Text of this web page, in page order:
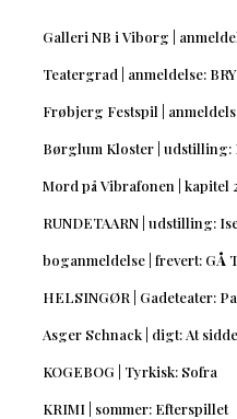
Galleri NB i Viborg |
Teatergrad | anmeldelse:
Frøbjerg Festspil |
Børglum Kloster | udstilling:
Mord på Vibrafonen | kapitel
RUNDETAARN | udstilling:
boganmeldelse | frevert: GÅ
HELSINGØR | Gadeteater:
Asger Schnack | digt: At
KOGEBOG | Tyrkisk: Sofra
KRIMI | sommer: Efterspillet